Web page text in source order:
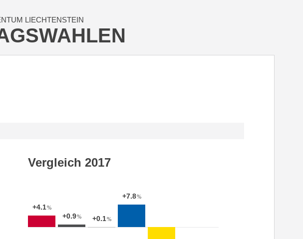
LIECHTENSTEIN
Vergleich 2017
+4.1%
+0.9% +0.1%
+7.8%